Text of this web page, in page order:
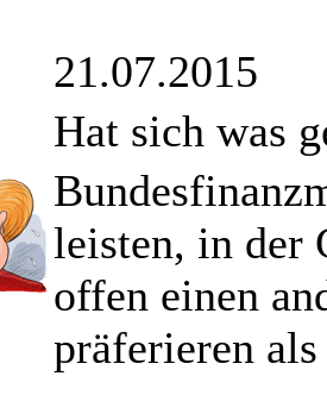
21.07.2015
Hat sich was
leisten, in der
offen einen
präferieren